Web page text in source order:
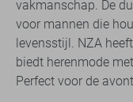
vakmanschap. De
voor mannen die
levensstijl. NZA
biedt herenmode
Perfect voor de